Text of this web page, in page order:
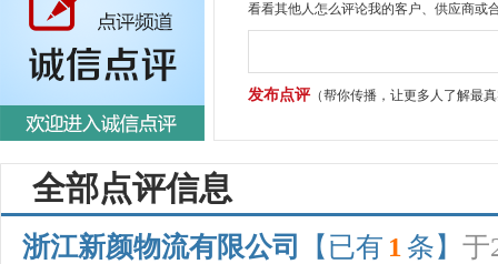
看看其他人怎么评论我的客户、供应商或
发布点评（帮你传播，让更多人了解最
全部点评信息
浙江新颜物流有限公司 【已有 1 条】 于